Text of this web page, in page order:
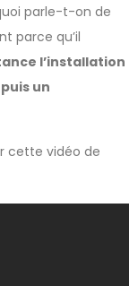
parle-t-on de
parce qu’il
l’installation
un
cette vidéo de